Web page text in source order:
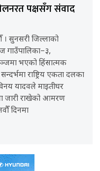
पक्षसँग संवाद
। सुनसरी जिल्लाको
गाउँपालिका–३,
भएको हिंसात्मक
राष्ट्रिय एकता दलका
यादवले माइतीघर
जारी राखेको आमरण
दिनमा